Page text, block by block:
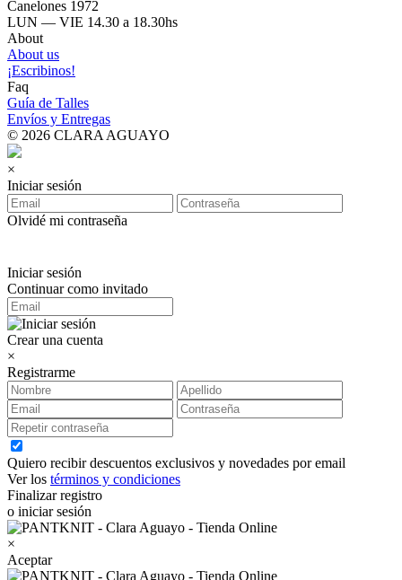
Canelones 1972
LUN — VIE 14.30 a 18.30hs
About
About us
¡Escribinos!
Faq
Guía de Talles
Envíos y Entregas
© 2026 CLARA AGUAYO
×
Iniciar sesión
Olvidé mi contraseña
Iniciar sesión
Continuar como invitado
Crear una cuenta
×
Registrarme
Quiero recibir descuentos exclusivos y novedades por email
Ver los términos y condiciones
Finalizar registro
o iniciar sesión
×
Aceptar